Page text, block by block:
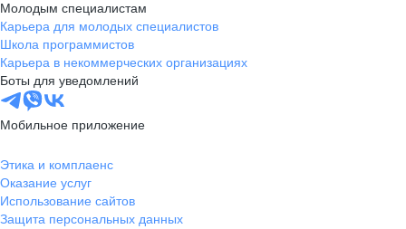
Молодым специалистам
Карьера для молодых специалистов
Школа программистов
Карьера в некоммерческих организациях
Боты для уведомлений
Мобильное приложение
Этика и комплаенс
Оказание услуг
Использование сайтов
Защита персональных данных